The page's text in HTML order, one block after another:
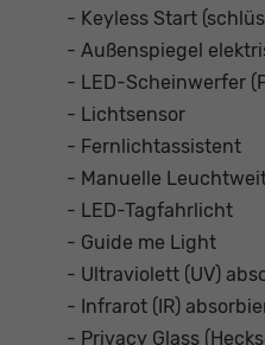
- Keyless Start
- Außenspiegel
- LED-Scheinwerfer
- Lichtsensor
- Fernlichtassistent
- Manuelle
- LED-Tagfahrlicht
- Guide me Light
- Ultraviolett (UV)
- Infrarot (IR)
- Privacy Glass